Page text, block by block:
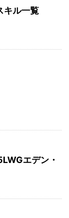
キル一覧
エデン・